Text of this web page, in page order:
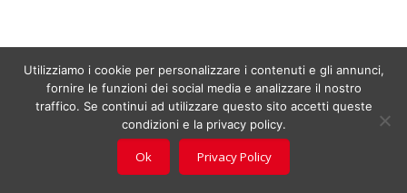
Utilizziamo i cookie per personalizzare i contenuti e gli annunci,
fornire le funzioni dei social media e analizzare il nostro
traffico. Se continui ad utilizzare questo sito accetti queste
condizioni e la privacy policy.
Ok Privacy Policy